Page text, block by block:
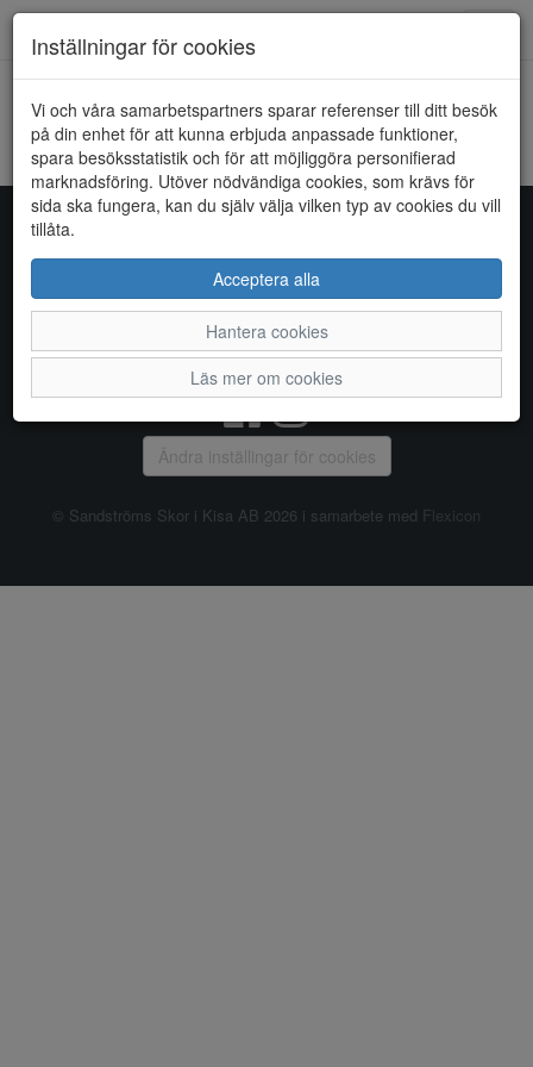
HEM RIEKER
Kunde inte hitta några artiklar...
Inställningar för cookies
Vi och våra samarbetspartners sparar referenser till ditt besök
på din enhet för att kunna erbjuda anpassade funktioner,
spara besöksstatistik och för att möjliggöra personifierad
marknadsföring. Utöver nödvändiga cookies, som krävs för
sida ska fungera, kan du själv välja vilken typ av cookies du vill
tillåta.
Acceptera alla
Hantera cookies
Läs mer om cookies
Sandströms Skor i Kisa AB
Storgatan 14, 590 38 KISA, Telefon:
| Om oss Kontakta oss
Ändra inställingar för cookies
© Sandströms Skor i Kisa AB 2026 i samarbete med Flexicon